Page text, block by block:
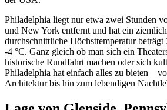
Philadelphia liegt nur etwa zwei Stunden
und New York entfernt und hat ein
durchschnittliche Höchsttemperatur
-4 °C. Ganz gleich ob man sich ein
historische Rundfahrt machen oder sich
Philadelphia hat einfach alles zu bieten –
Architektur bis hin zum lebendigen